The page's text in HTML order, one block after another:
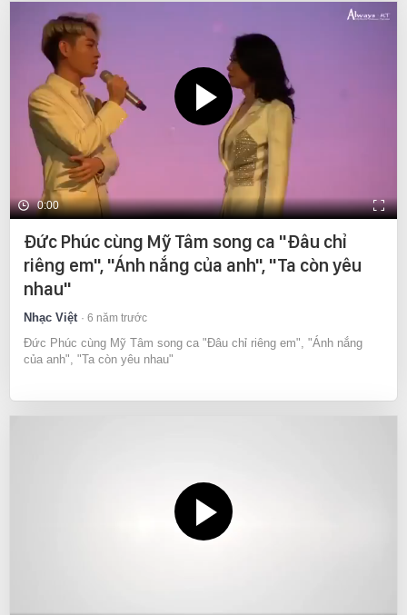
0:00
Đức Phúc cùng Mỹ Tâm song ca "Đâu chỉ
riêng em", "Ánh nắng của anh", "Ta còn yêu
nhau"
Nhạc Việt 6 năm trước
Đức Phúc cùng Mỹ Tâm song ca "Đâu chỉ riêng em", "Ánh nắng
của anh", "Ta còn yêu nhau"